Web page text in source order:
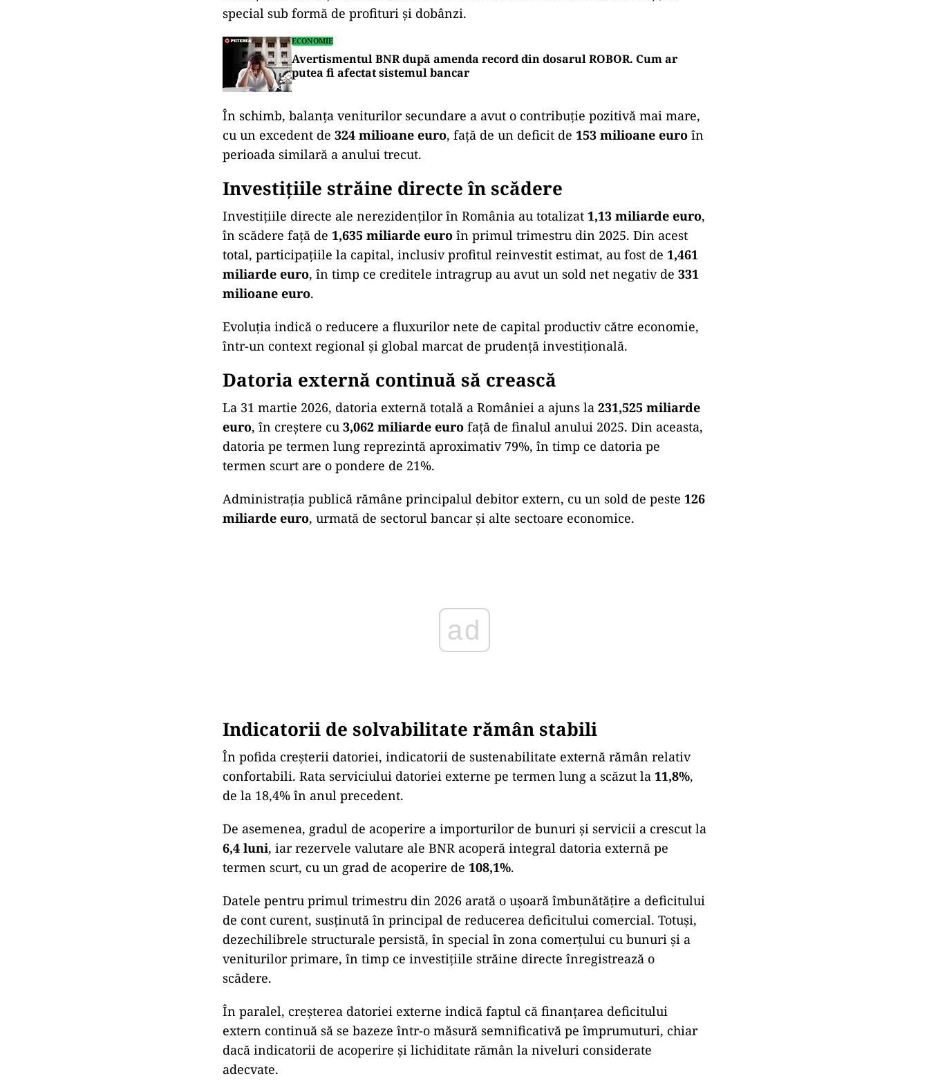
special sub formă de profituri și dobânzi.
ECONOMIE
Avertismentul BNR după amenda record din dosarul ROBOR. Cum ar
putea fi afectat sistemul bancar
În schimb, balanța veniturilor secundare a avut o contribuție pozitivă mai mare,
cu un excedent de 324 milioane euro, față de un deficit de 153 milioane euro în
perioada similară a anului trecut.
Investițiile străine directe în scădere
Investițiile directe ale nerezidenților în România au totalizat 1,13 miliarde euro,
în scădere față de 1,635 miliarde euro în primul trimestru din 2025. Din acest
total, participațiile la capital, inclusiv profitul reinvestit estimat, au fost de 1,461
miliarde euro, în timp ce creditele intragrup au avut un sold net negativ de 331
milioane euro.
Evoluția indică o reducere a fluxurilor nete de capital productiv către economie,
într-un context regional și global marcat de prudență investițională.
Datoria externă continuă să crească
La 31 martie 2026, datoria externă totală a României a ajuns la 231,525 miliarde
euro, în creștere cu 3,062 miliarde euro față de finalul anului 2025. Din aceasta,
datoria pe termen lung reprezintă aproximativ 79%, în timp ce datoria pe
termen scurt are o pondere de 21%.
Administrația publică rămâne principalul debitor extern, cu un sold de peste 126
miliarde euro, urmată de sectorul bancar și alte sectoare economice.
ad
Indicatorii de solvabilitate rămân stabili
În pofida creșterii datoriei, indicatorii de sustenabilitate externă rămân relativ
confortabili. Rata serviciului datoriei externe pe termen lung a scăzut la 11,8%,
de la 18,4% în anul precedent.
De asemenea, gradul de acoperire a importurilor de bunuri și servicii a crescut la
6,4 luni, iar rezervele valutare ale BNR acoperă integral datoria externă pe
termen scurt, cu un grad de acoperire de 108,1%.
Datele pentru primul trimestru din 2026 arată o ușoară îmbunătățire a deficitului
de cont curent, susținută în principal de reducerea deficitului comercial. Totuși,
dezechilibrele structurale persistă, în special în zona comerțului cu bunuri și a
veniturilor primare, în timp ce investițiile străine directe înregistrează o
scădere.
În paralel, creșterea datoriei externe indică faptul că finanțarea deficitului
extern continuă să se bazeze într-o măsură semnificativă pe împrumuturi, chiar
dacă indicatorii de acoperire și lichiditate rămân la niveluri considerate
adecvate.